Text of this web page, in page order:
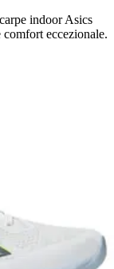
indoor Asics
eccezionale.